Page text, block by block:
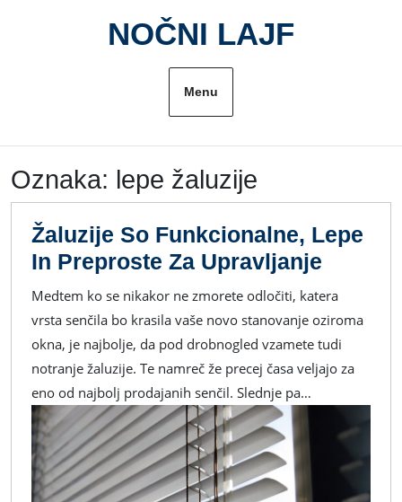
NOČNI LAJF
Menu
Oznaka: lepe žaluzije
Žaluzije So Funkcionalne, Lepe
In Preproste Za Upravljanje
So
Lepe
In
Medtem ko se nikakor ne zmorete odločiti, katera
vrsta senčila bo krasila vaše novo stanovanje oziroma
okna, je najbolje, da pod drobnogled vzamete tudi
notranje žaluzije. Te namreč že precej časa veljajo za
eno od najbolj prodajanih senčil. Slednje pa…